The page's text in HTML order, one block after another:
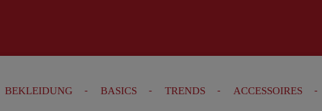
BEKLEIDUNG BASICS TRENDS ACCESSOIRES